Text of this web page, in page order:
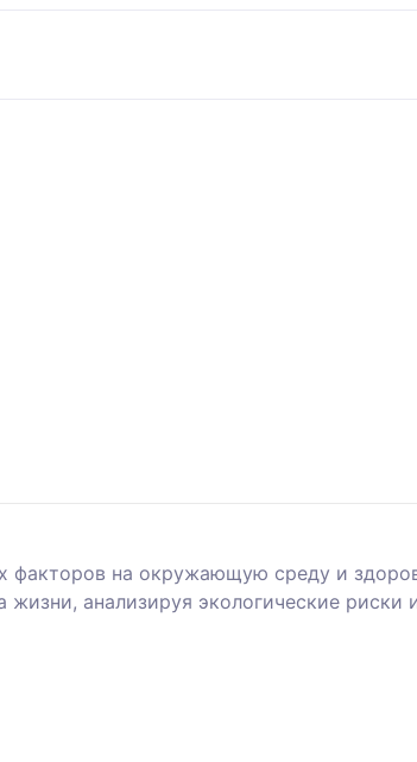
факторов на окружающую среду и
анализируя экологические